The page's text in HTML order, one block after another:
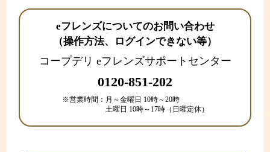
eフレンズについてのお問い合わせ
（操作方法、ログインできない等）
コープデリ eフレンズサポートセンター
0120-851-202
※営業時間： 月～金曜日 10時～20時
土曜日 10時～17時（日曜定休）